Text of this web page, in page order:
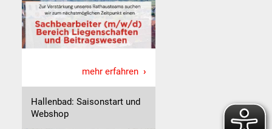
mehr erfahren
Hallenbad: Saisonstart und
Webshop